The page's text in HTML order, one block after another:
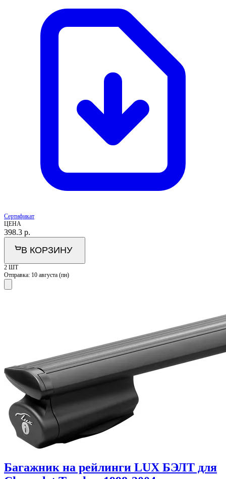
Сертификат
ЦЕНА
398.3 р.
В КОРЗИНУ
2 ШТ
Отправка: 10 августа (пн)
Багажник на рейлинги LUX БЭЛТ для